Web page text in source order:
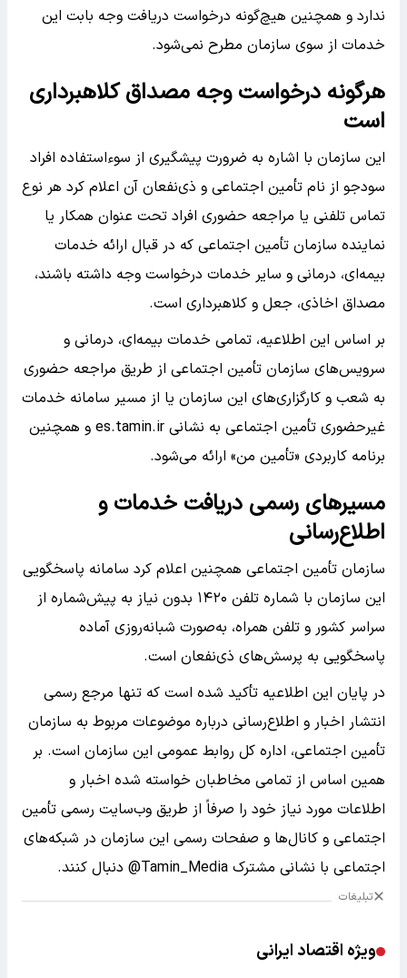
ندارد و همچنین هیچ‌گونه درخواست دریافت وجه بابت این
خدمات از سوی سازمان مطرح نمی‌شود.
هرگونه درخواست وجه مصداق کلاهبرداری
است
این سازمان با اشاره به ضرورت پیشگیری از سوءاستفاده افراد
سودجو از نام تأمین اجتماعی و ذی‌نفعان آن اعلام کرد هر نوع
تماس تلفنی یا مراجعه حضوری افراد تحت عنوان همکار یا
نماینده سازمان تأمین اجتماعی که در قبال ارائه خدمات
بیمه‌ای، درمانی و سایر خدمات درخواست وجه داشته باشند،
مصداق اخاذی، جعل و کلاهبرداری است.
بر اساس این اطلاعیه، تمامی خدمات بیمه‌ای، درمانی و
سرویس‌های سازمان تأمین اجتماعی از طریق مراجعه حضوری
به شعب و کارگزاری‌های این سازمان یا از مسیر سامانه خدمات
غیرحضوری تأمین اجتماعی به نشانی es.tamin.ir و همچنین
برنامه کاربردی «تأمین من» ارائه می‌شود.
مسیرهای رسمی دریافت خدمات و
اطلاع‌رسانی
سازمان تأمین اجتماعی همچنین اعلام کرد سامانه پاسخگویی
این سازمان با شماره تلفن ۱۴۲۰ بدون نیاز به پیش‌شماره از
سراسر کشور و تلفن همراه، به‌صورت شبانه‌روزی آماده
پاسخگویی به پرسش‌های ذی‌نفعان است.
در پایان این اطلاعیه تأکید شده است که تنها مرجع رسمی
انتشار اخبار و اطلاع‌رسانی درباره موضوعات مربوط به سازمان
تأمین اجتماعی، اداره کل روابط عمومی این سازمان است. بر
همین اساس از تمامی مخاطبان خواسته شده اخبار و
اطلاعات مورد نیاز خود را صرفاً از طریق وب‌سایت رسمی تأمین
اجتماعی و کانال‌ها و صفحات رسمی این سازمان در شبکه‌های
اجتماعی با نشانی مشترک Tamin_Media@ دنبال کنند.
تبلیغات
ویژه اقتصاد ایرانی